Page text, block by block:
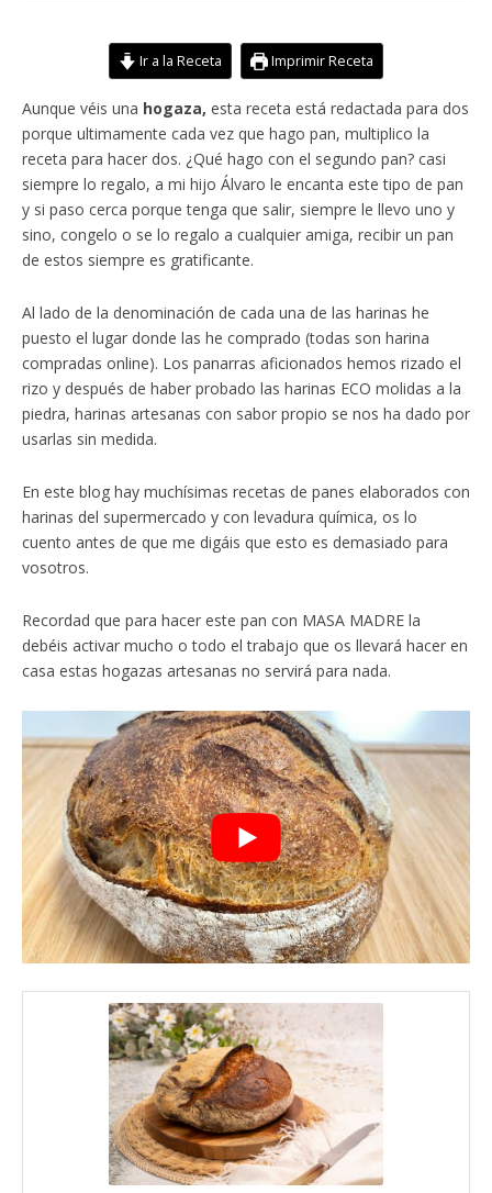
Ir a la Receta Imprimir Receta
Aunque véis una hogaza, esta receta está redactada para dos
porque ultimamente cada vez que hago pan, multiplico la
receta para hacer dos. ¿Qué hago con el segundo pan? casi
siempre lo regalo, a mi hijo Álvaro le encanta este tipo de pan
y si paso cerca porque tenga que salir, siempre le llevo uno y
sino, congelo o se lo regalo a cualquier amiga, recibir un pan
de estos siempre es gratificante.
Al lado de la denominación de cada una de las harinas he
puesto el lugar donde las he comprado (todas son harina
compradas online). Los panarras aficionados hemos rizado el
rizo y después de haber probado las harinas ECO molidas a la
piedra, harinas artesanas con sabor propio se nos ha dado por
usarlas sin medida.
En este blog hay muchísimas recetas de panes elaborados con
harinas del supermercado y con levadura química, os lo
cuento antes de que me digáis que esto es demasiado para
vosotros.
Recordad que para hacer este pan con MASA MADRE la
debéis activar mucho o todo el trabajo que os llevará hacer en
casa estas hogazas artesanas no servirá para nada.